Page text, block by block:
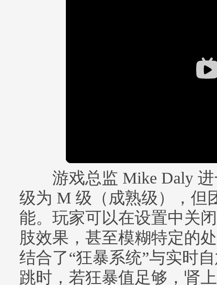
游戏总监 Mike Daly 进
级为 M 级（成熟级），但
能。玩家可以在设置中关
肢效果，甚至模糊特定的
结合了“狂暴系统”与实时
跳时，若狂暴值足够，肾